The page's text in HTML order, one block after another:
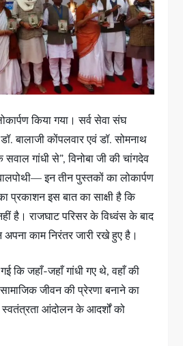
किया गया। सर्व सेवा संघ
बालाजी कोंपलवार एवं डॉ. सोमनाथ
गांधी से”, विनोबा जी की चांगदेव
इन तीन पुस्तकों का लोकार्पण
प्रकाशन इस बात का साक्षी है कि
है। राजघाट परिसर के विध्वंस के बाद
काम निरंतर जारी रखे हुए है।
कि जहाँ-जहाँ गांधी गए थे, वहाँ की
जीवन की प्रेरणा बनाने का
स्वतंत्रता आंदोलन के आदर्शों को